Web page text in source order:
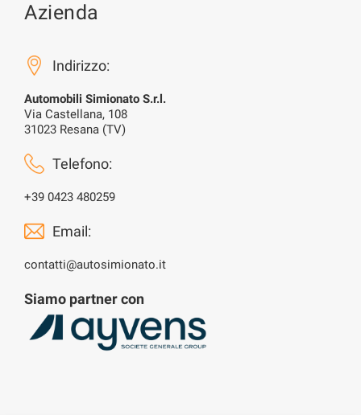
Azienda
Indirizzo:
Automobili Simionato S.r.l.
Via Castellana, 108
31023 Resana (TV)
Telefono:
+39 0423 480259
Email:
contatti@autosimionato.it
Siamo partner con